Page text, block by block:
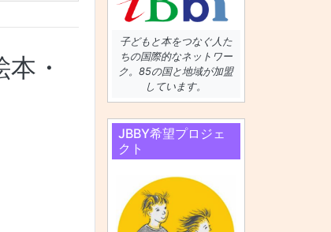
・
子どもと本をつなぐ人た
ちの国際的なネットワー
ク。85の国と地域が加盟
しています。
JBBY希望プロジェ
クト